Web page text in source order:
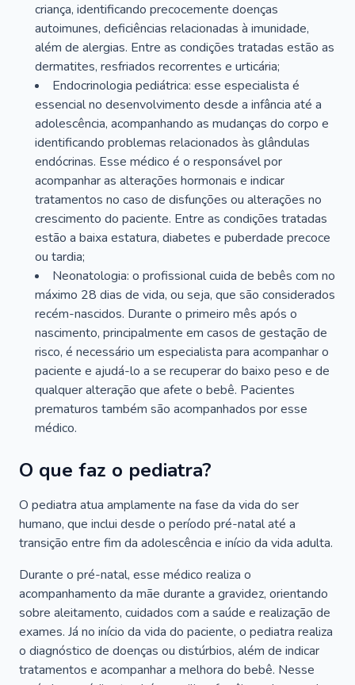
criança, identificando precocemente doenças
autoimunes, deficiências relacionadas à imunidade,
além de alergias. Entre as condições tratadas estão as
dermatites, resfriados recorrentes e urticária;
Endocrinologia pediátrica: esse especialista é
essencial no desenvolvimento desde a infância até a
adolescência, acompanhando as mudanças do corpo e
identificando problemas relacionados às glândulas
endócrinas. Esse médico é o responsável por
acompanhar as alterações hormonais e indicar
tratamentos no caso de disfunções ou alterações no
crescimento do paciente. Entre as condições tratadas
estão a baixa estatura, diabetes e puberdade precoce
ou tardia;
Neonatologia: o profissional cuida de bebês com no
máximo 28 dias de vida, ou seja, que são considerados
recém-nascidos. Durante o primeiro mês após o
nascimento, principalmente em casos de gestação de
risco, é necessário um especialista para acompanhar o
paciente e ajudá-lo a se recuperar do baixo peso e de
qualquer alteração que afete o bebê. Pacientes
prematuros também são acompanhados por esse
médico.
O que faz o pediatra?
O pediatra atua amplamente na fase da vida do ser
humano, que inclui desde o período pré-natal até a
transição entre fim da adolescência e início da vida adulta.
Durante o pré-natal, esse médico realiza o
acompanhamento da mãe durante a gravidez, orientando
sobre aleitamento, cuidados com a saúde e realização de
exames. Já no início da vida do paciente, o pediatra realiza
o diagnóstico de doenças ou distúrbios, além de indicar
tratamentos e acompanhar a melhora do bebê. Nesse